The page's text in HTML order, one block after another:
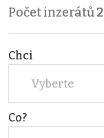
Počet inzerátů2
Chci
Vyberte
Co?